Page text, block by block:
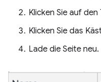
Klicken Sie auf den
Klicken Sie das
Lade die Seite neu.